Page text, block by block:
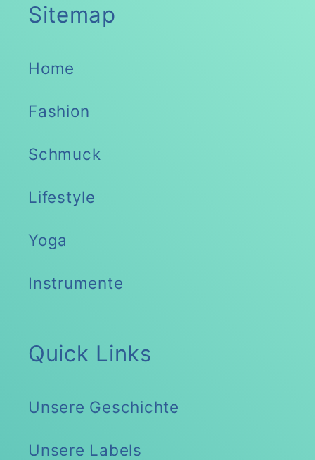
Sitemap
Home
Fashion
Schmuck
Lifestyle
Yoga
Instrumente
Quick Links
Unsere Geschichte
Unsere Labels